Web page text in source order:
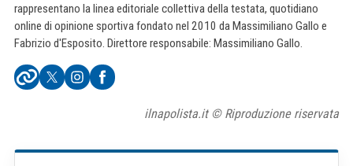
rappresentano la linea editoriale collettiva della testata, quotidiano
online di opinione sportiva fondato nel 2010 da Massimiliano Gallo e
Fabrizio d'Esposito. Direttore responsabile: Massimiliano Gallo.
ilnapolista.it © Riproduzione riservata